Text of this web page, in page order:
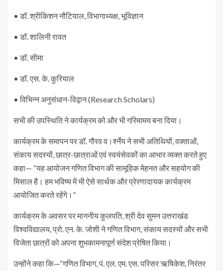
• डॉ. श्रीकिशन नौटियाल, विभागाध्यक्ष, भूविज्ञान
• डॉ. शालिनी रावत
• डॉ. सीमा
• डॉ. एस. के. कुरियाल
• विभिन्न अनुसंधान-विद्वान (Research Scholars)
सभी की उपस्थिति ने कार्यक्रम को और भी गरिमामय बना दिया।
कार्यक्रम के समापन पर डॉ. गौरव व।र्श्नेय ने सभी अतिथियों, वक्ताओं,
संकाय सदस्यों, छात्र-छात्राओं एवं स्वयंसेवकों का आभार व्यक्त करते हुए
कहा— “यह आयोजन गणित विभाग की सामूहिक मेहनत और सहयोग की
मिसाल है। हम भविष्य में भी ऐसे सार्थक और प्रेरणादायक कार्यक्रम
आयोजित करते रहेंगे।”
कार्यक्रम के अवसर पर माननीय कुलपति, श्री देव सुमन उत्तराखंड
विश्वविद्यालय, प्रो. एन. के. जोशी ने गणित विभाग, संकाय सदस्यों और सभी
विजेता छात्रों को अपना शुभकामनापूर्ण संदेश प्रेषित किया।
उन्होंने कहा कि—“गणित विभाग, पं. एल. एम. एस. परिसर ऋषिकेश, निरंतर